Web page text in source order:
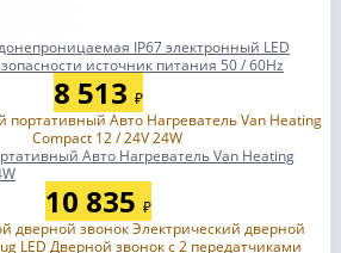
IP67 электронный LED
источник питания 50 / 60Hz
8 513 ₽
Авто Нагреватель Van Heating
10 835 ₽